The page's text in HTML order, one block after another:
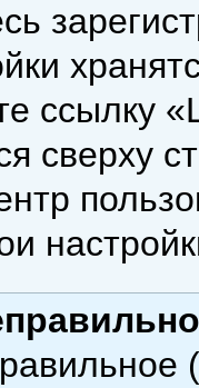
ссылку
сверху